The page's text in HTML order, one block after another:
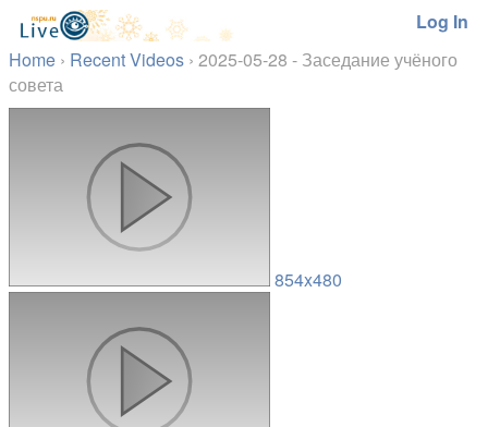
Log In
Home › Recent Videos › 2025-05-28 - Заседание учёного
совета
854x480